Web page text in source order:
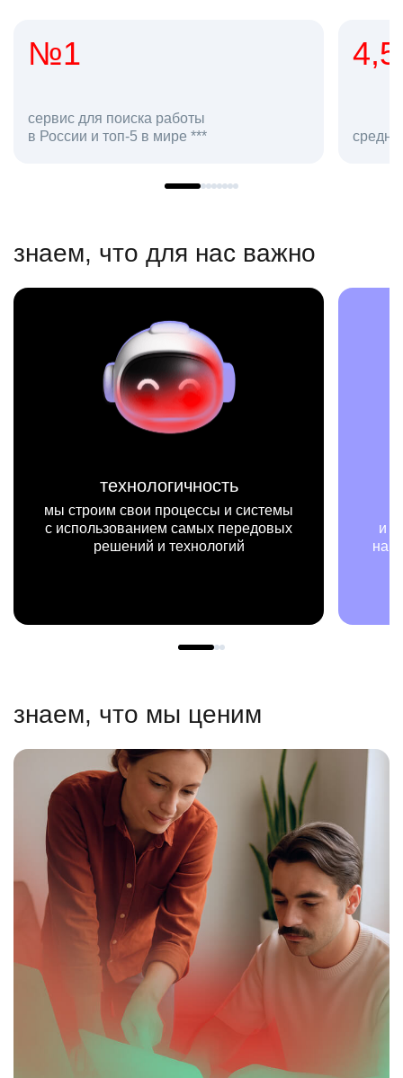
4,5
средняя оценка hh.ru как работодателя **
в
знаем, что для нас важно
миссия
мы на конкретных цифрах
и примерах видим, как результаты
нашей работы меняют жизни людей
знаем, что мы ценим